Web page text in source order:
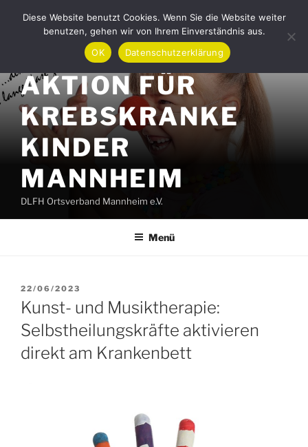
Inhalt
AKTION FÜR
KREBSKRANKE
KINDER
MANNHEIM
DLFH Ortsverband Mannheim e.V.
Menü
VERÖFFENTLICHT
AM
22/06/2023
Kunst- und Musiktherapie:
Selbstheilungskräfte aktivieren
direkt am Krankenbett
Diese Website benutzt Cookies. Wenn Sie die Website weiter
benutzen, gehen wir von Ihrem Einverständnis aus.
OK
Datenschutzerklärung